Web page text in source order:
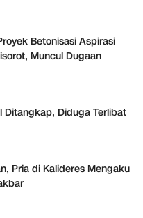
Betonisasi Aspirasi
Muncul Dugaan
Ditangkap, Diduga Terlibat
Pria di Kalideres Mengaku